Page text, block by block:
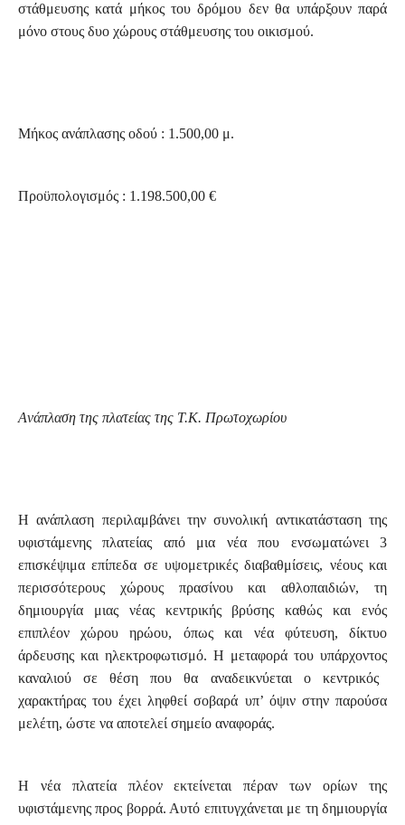
στάθμευσης κατά μήκος του δρόμου δεν θα υπάρξουν παρά
μόνο στους δυο χώρους στάθμευσης του οικισμού.
Μήκος ανάπλασης οδού : 1.500,00 μ.
Προϋπολογισμός : 1.198.500,00€
Aνάπλαση της πλατείας της Τ.Κ. Πρωτοχωρίου
Η ανάπλαση περιλαμβάνει την συνολική αντικατάσταση της
υφιστάμενης πλατείας από μια νέα που ενσωματώνει 3
επισκέψιμα επίπεδα σε υψομετρικές διαβαθμίσεις, νέους και
περισσότερους χώρους πρασίνου και αθλοπαιδιών, τη
δημιουργία μιαςνέας κεντρικής βρύσης καθώς και ενός
επιπλέον χώρου ηρώου, όπως και νέα φύτευση, δίκτυο
άρδευσης και ηλεκτροφωτισμό. Η μεταφορά τουυπάρχοντος
καναλιού σε θέση που θα αναδεικνύεται ο κεντρικός
χαρακτήρας του έχει ληφθεί σοβαρά υπ’ όψιν στην παρούσα
μελέτη, ώστε να αποτελεί σημείο αναφοράς.
Η νέα πλατεία πλέον εκτείνεται πέραν των ορίων της
υφιστάμενης προς βορρά. Αυτό επιτυγχάνεται με τη δημιουργία